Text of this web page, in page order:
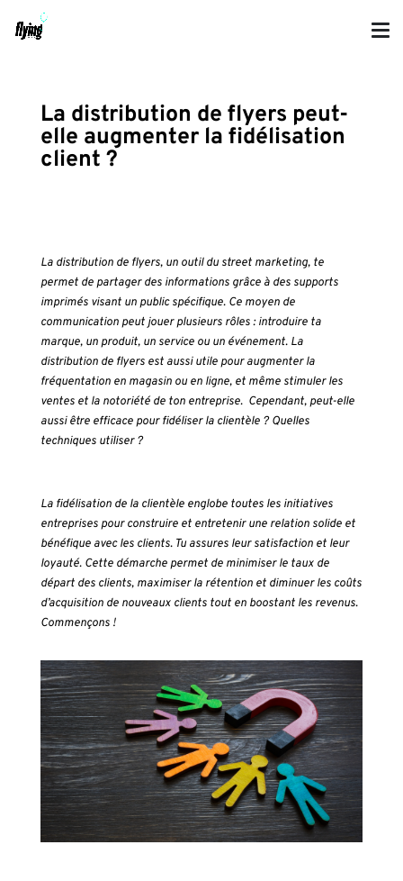
La distribution de flyers peut-
elle augmenter la fidélisation
client ?
La distribution de flyers, un outil du street marketing, te
permet de partager des informations grâce à des supports
imprimés visant un public spécifique. Ce moyen de
communication peut jouer plusieurs rôles : introduire ta
marque, un produit, un service ou un événement. La
distribution de flyers est aussi utile pour augmenter la
fréquentation en magasin ou en ligne, et même stimuler les
ventes et la notoriété de ton entreprise. Cependant, peut-elle
aussi être efficace pour fidéliser la clientèle ? Quelles
techniques utiliser ?
La fidélisation de la clientèle englobe toutes les initiatives
entreprises pour construire et entretenir une relation solide et
bénéfique avec les clients. Tu assures leur satisfaction et leur
loyauté. Cette démarche permet de minimiser le taux de
départ des clients, maximiser la rétention et diminuer les coûts
d’acquisition de nouveaux clients tout en boostant les revenus.
Commençons !